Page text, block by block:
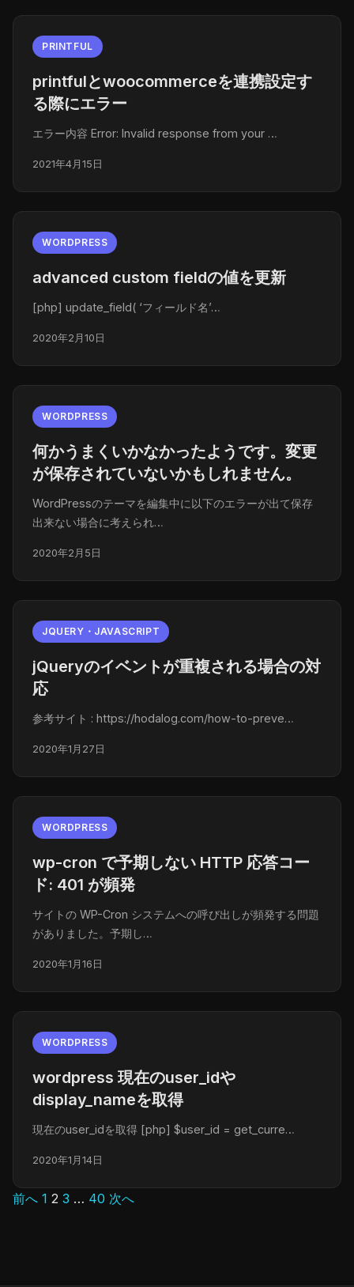
PRINTFUL
printfulとwoocommerceを連携設定す
る際にエラー
エラー内容 Error: Invalid response from your …
2021年4月15日
WORDPRESS
advanced custom fieldの値を更新
[php] update_field( ‘フィールド名’…
2020年2月10日
WORDPRESS
何かうまくいかなかったようです。変更
が保存されていないかもしれません。
WordPressのテーマを編集中に以下のエラーが出て保存
出来ない場合に考えられ…
2020年2月5日
JQUERY・JAVASCRIPT
jQueryのイベントが重複される場合の対
応
参考サイト : https://hodalog.com/how-to-preve…
2020年1月27日
WORDPRESS
wp-cron で予期しない HTTP 応答コー
ド: 401 が頻発
サイトの WP-Cron システムへの呼び出しが頻発する問題
がありました。予期し…
2020年1月16日
WORDPRESS
wordpress 現在のuser_idや
display_nameを取得
現在のuser_idを取得 [php] $user_id = get_curre…
2020年1月14日
投
前へ 1 2 3 … 40 次へ